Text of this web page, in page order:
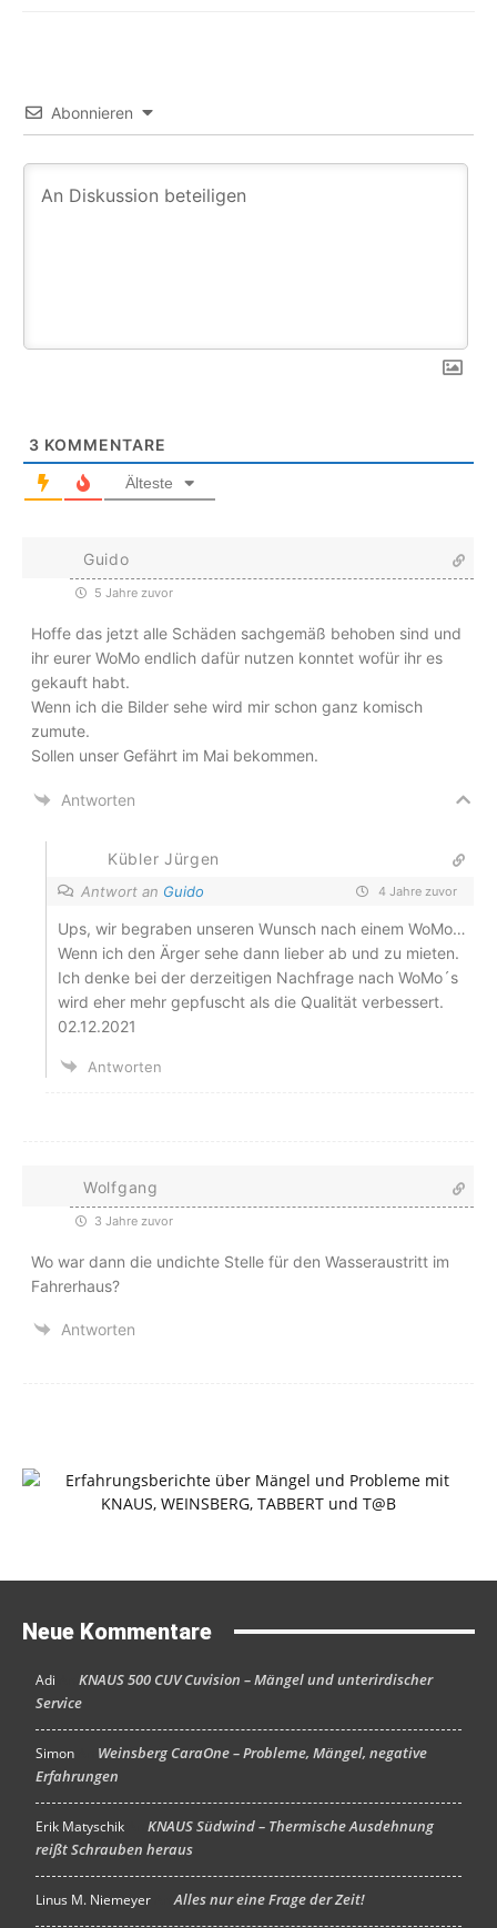
Abonnieren
3 KOMMENTARE
Älteste
Guido
5 Jahre zuvor
Hoffe das jetzt alle Schäden sachgemäß behoben sind und
ihr eurer WoMo endlich dafür nutzen konntet wofür ihr es
gekauft habt.
Wenn ich die Bilder sehe wird mir schon ganz komisch
zumute.
Sollen unser Gefährt im Mai bekommen.
Antworten
Kübler Jürgen
Antwort an Guido 4 Jahre zuvor
Ups, wir begraben unseren Wunsch nach einem WoMo…
Wenn ich den Ärger sehe dann lieber ab und zu mieten.
Ich denke bei der derzeitigen Nachfrage nach WoMo´s
wird eher mehr gepfuscht als die Qualität verbessert.
02.12.2021
Antworten
Wolfgang
3 Jahre zuvor
Wo war dann die undichte Stelle für den Wasseraustritt im
Fahrerhaus?
Antworten
Neue Kommentare
Adi
KNAUS 500 CUV Cuvision – Mängel und unterirdischer
Service
Simon
Weinsberg CaraOne – Probleme, Mängel, negative
Erfahrungen
Erik Matyschik
KNAUS Südwind – Thermische Ausdehnung
reißt Schrauben heraus
Linus M. Niemeyer AnAlles nur eine Frage der Zeit!